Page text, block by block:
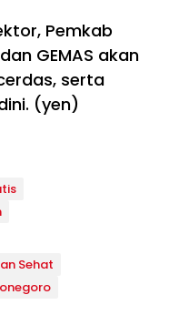
Pemkab
GEMAS akan
serta
(yen)
Sehat